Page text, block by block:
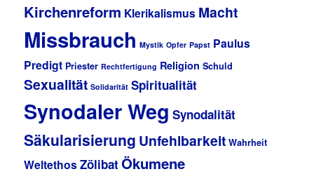
Kirchenreform Klerikalismus Macht
Missbrauch Mystik Opfer Papst Paulus
Predigt Priester Rechtfertigung Religion Schuld
Sexualität Solidarität Spiritualität
Synodaler Weg Synodalität
Säkularisierung Unfehlbarkeit Wahrheit
WeltethosZölibatÖkumene